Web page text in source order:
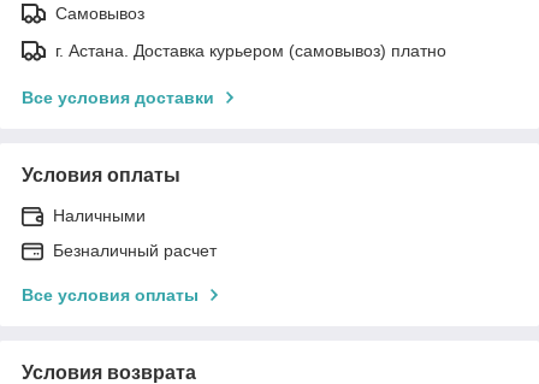
Самовывоз
г. Астана. Доставка курьером (самовывоз) платно
Все условия доставки
Условия оплаты
Наличными
Безналичный расчет
Все условия оплаты
Условия возврата